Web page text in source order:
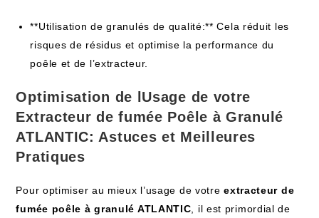
**Utilisation de granulés de qualité:** Cela réduit les
risques de résidus et optimise la performance du
poêle et de l’extracteur.
Optimisation de lUsage de votre
Extracteur de fumée Poêle à Granulé
ATLANTIC: Astuces et Meilleures
Pratiques
Pour optimiser au mieux l’usage de votreextracteur de
fumée poêle à granulé ATLANTIC , il est primordial de